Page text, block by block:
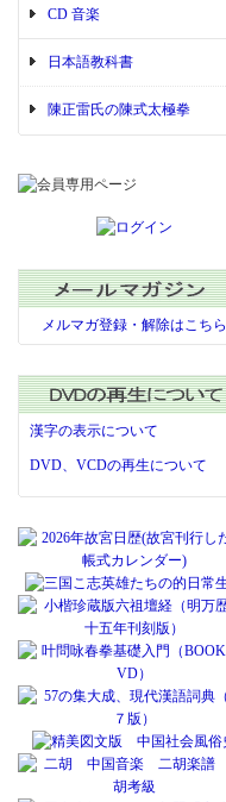
CD 音楽
日本語教科書
陳正雷氏の陳式太極拳
メルマガ登録・解除はこちら
漢字の表示について
DVD、VCDの再生について